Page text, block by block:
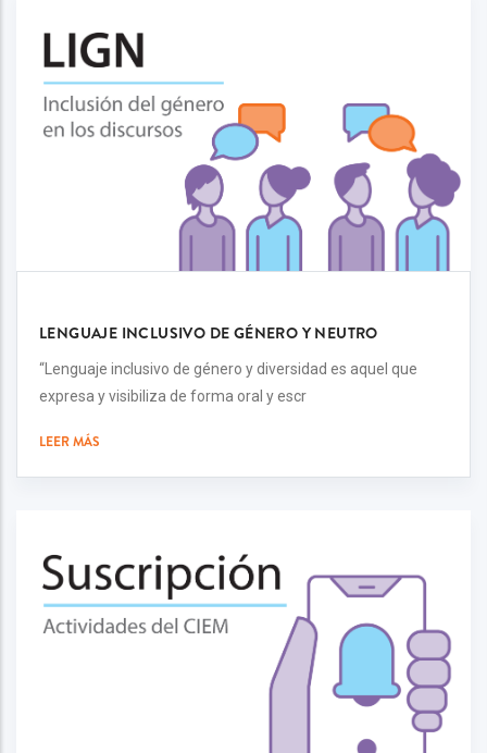
LENGUAJE INCLUSIVO DE GÉNERO Y NEUTRO
“Lenguaje inclusivo de género y diversidad es aquel que
expresa y visibiliza de forma oral y escr
LEER MÁS